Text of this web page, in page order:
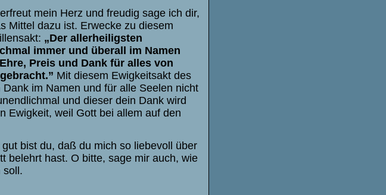
mein Herz und freudig sage ich dir,
Mittel dazu ist. Erwecke zu diesem
„Der allerheiligsten
immer und überall im Namen
Preis und Dank für alles von
Mit diesem Ewigkeitsakt des
im Namen und für alle Seelen nicht
und dieser dein Dank wird
Ewigkeit, weil Gott bei allem auf den
bist du, daß du mich so liebevoll über
belehrt hast. O bitte, sage mir auch, wie
soll.